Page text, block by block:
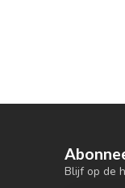
Blijf op de